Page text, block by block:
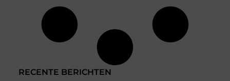
RECENTE BERICHTEN